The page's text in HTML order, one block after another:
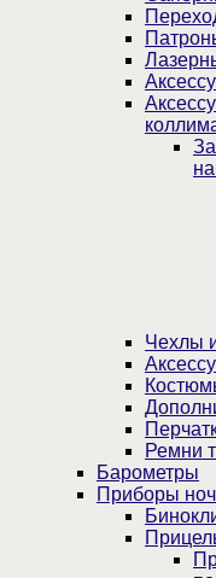
Чехлы
Ремни
Барометры
Приборы